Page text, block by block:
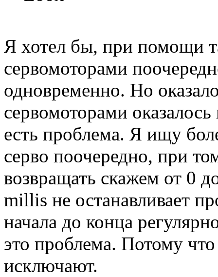
Я хотел бы, при помощи
сервомоторами
одновременно. Но
сервомоторами
есть проблема. Я ищу
серво поочередно, при
возвращать скажем от 0
millis не останавливает
начала до конца
это проблема. Потому
исключают.